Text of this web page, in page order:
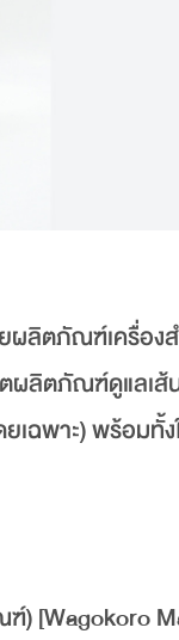
ตภัณฑ์เครื่องส
ผลิตภัณฑ์ดูแลเ
เฉพาะ) พร้อม
[Wagokoro